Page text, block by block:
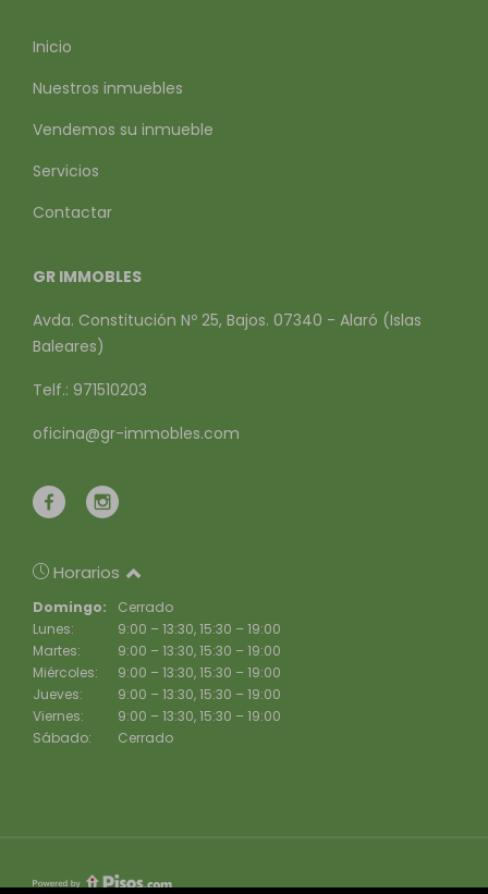
Inicio
Nuestros inmuebles
Vendemos su inmueble
Servicios
Contactar
GR IMMOBLES
Avda. Constitución Nº 25, Bajos. 07340 - Alaró (Islas
Baleares)
Telf.: 971510203
oficina@gr-immobles.com
Horarios
Domingo:
Cerrado
Lunes:
9:00 – 13:30, 15:30 – 19:00
Martes:
9:00 – 13:30, 15:30 – 19:00
Miércoles:
9:00 – 13:30, 15:30 – 19:00
Jueves:
9:00 – 13:30, 15:30 – 19:00
Viernes:
9:00 – 13:30, 15:30 – 19:00
Sábado:
Cerrado